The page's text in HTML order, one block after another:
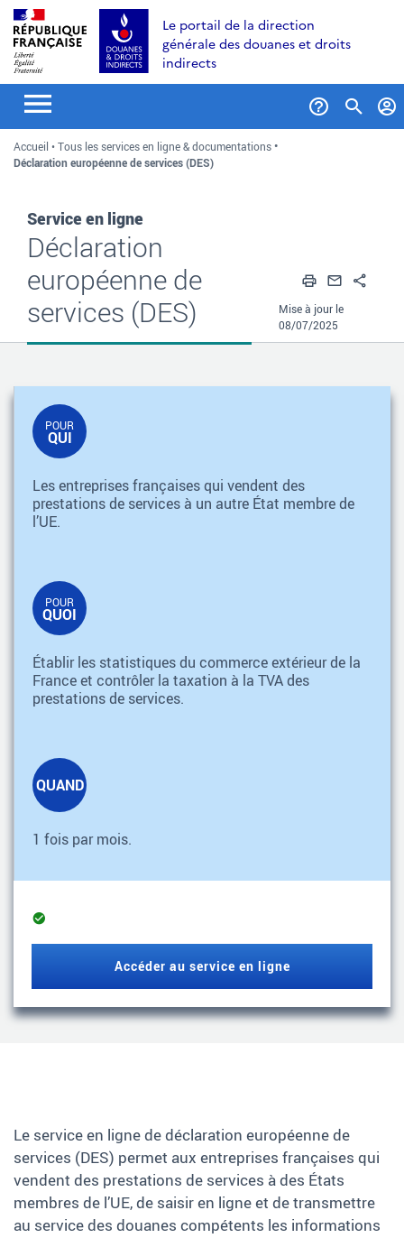
Aller
au
contenu
Aller
recherche
Aller
au
menu
Le portail de la direction
générale des douanes et droits
indirects
Accueil
Tous les services en ligne & documentations
Déclaration européenne de services (DES)
Service en ligne
Déclaration
européenne de
services (DES)
Imprimer
Mise à jour le
08/07/2025
POUR
QUI
Les entreprises françaises qui vendent des
prestations de services à un autre État membre de
l’UE.
POUR
QUOI
Établir les statistiques du commerce extérieur de la
France et contrôler la taxation à la TVA des
prestations de services.
QUAND
1 fois par mois.
Service
Accéder au service en ligne
Le service en ligne de déclaration européenne de
services (DES) permet aux entreprises françaises qui
vendent des prestations de services à des États
membres de l’UE, de saisir en ligne et de transmettre
au service des douanes compétents les informations